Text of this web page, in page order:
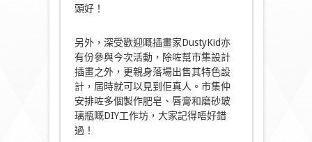
頭好！
另外，深受歡迎嘅插畫家DustyKid亦
有份參與今次活動，除咗幫市集設計
插畫之外，更親身落場出售其特色設
計，屆時就可以見到佢真人。市集仲
安排咗多個製作肥皂、唇膏和磨砂玻
璃瓶嘅DIY工作坊，大家記得唔好錯
過！